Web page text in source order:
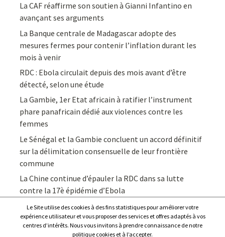
La CAF réaffirme son soutien à Gianni Infantino en
avançant ses arguments
La Banque centrale de Madagascar adopte des
mesures fermes pour contenir l’inflation durant les
mois à venir
RDC : Ebola circulait depuis des mois avant d’être
détecté, selon une étude
La Gambie, 1er Etat africain à ratifier l’instrument
phare panafricain dédié aux violences contre les
femmes
Le Sénégal et la Gambie concluent un accord définitif
sur la délimitation consensuelle de leur frontière
commune
La Chine continue d’épauler la RDC dans sa lutte
contre la 17è épidémie d’Ebola
Le Site utilise des cookies à des fins statistiques pour améliorer votre
expérience utilisateur et vous proposer des services et offres adaptés à vos
centres d’intérêts. Nous vous invitons à prendre connaissance de notre
politique cookies et à l’accepter.